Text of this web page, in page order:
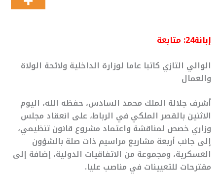
إبانة24: متابعة
الوالي التازي كاتبا عاما لوزارة الداخلية ولائحة الولاة
والعمال
أشرف جلالة الملك محمد السادس، حفظه الله، اليوم
الاثنين بالقصر الملكي في الرباط، على انعقاد مجلس
وزاري خصص لمناقشة واعتماد مشروع قانون تنظيمي،
إلى جانب أربعة مشاريع مراسيم ذات صلة بالشؤون
العسكرية، ومجموعة من الاتفاقيات الدولية، إضافة إلى
مقترحات للتعيينات في مناصب عليا.